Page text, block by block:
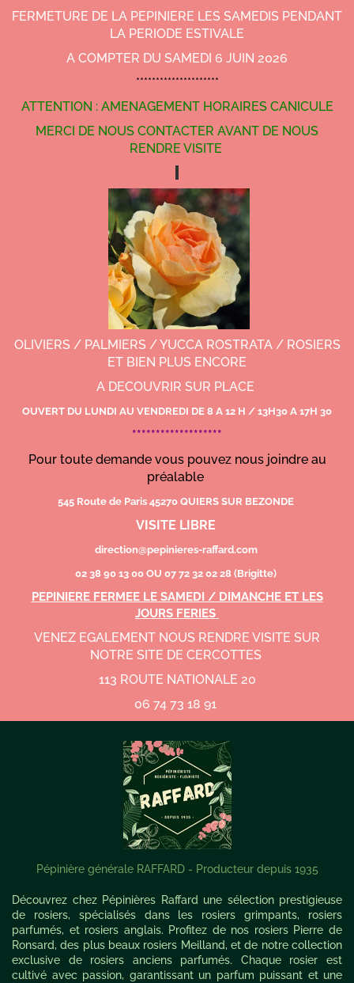
FERMETURE DE LA PEPINIERE LES SAMEDIS PENDANT
LA PERIODE ESTIVALE
A COMPTER DU SAMEDI 6 JUIN 2026
*********************
ATTENTION : AMENAGEMENT HORAIRES CANICULE
MERCI DE NOUS CONTACTER AVANT DE NOUS
RENDRE VISITE
OLIVIERS / PALMIERS / YUCCA ROSTRATA / ROSIERS
ET BIEN PLUS ENCORE
A DECOUVRIR SUR PLACE
OUVERT DU LUNDI AU VENDREDI DE 8 A 12 H / 13H30 A 17H 30
*******************
Pour toute demande vous pouvez nous joindre au
préalable
545 Route de Paris 45270 QUIERS SUR BEZONDE
VISITE LIBRE
direction@pepinieres-raffard.com
02 38 90 13 00 OU 07 72 32 02 28 (Brigitte)
PEPINIERE FERMEE LE SAMEDI / DIMANCHE ET LES
JOURS FERIES
VENEZ EGALEMENT NOUS RENDRE VISITE SUR
NOTRE SITE DE CERCOTTES
113 ROUTE NATIONALE 20
06 74 73 18 91
Pépinière générale RAFFARD - Producteur depuis 1935
Découvrez chez Pépinières Raffard une sélection prestigieuse
de rosiers, spécialisés dans les rosiers grimpants, rosiers
parfumés, et rosiers anglais. Profitez de nos rosiers Pierre de
Ronsard, des plus beaux rosiers Meilland, et de notre collection
exclusive de rosiers anciens parfumés. Chaque rosier est
cultivé avec passion, garantissant un parfum puissant et une